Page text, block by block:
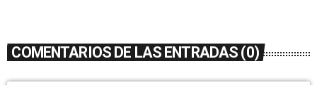
COMENTARIOS DE LAS ENTRADAS (0)